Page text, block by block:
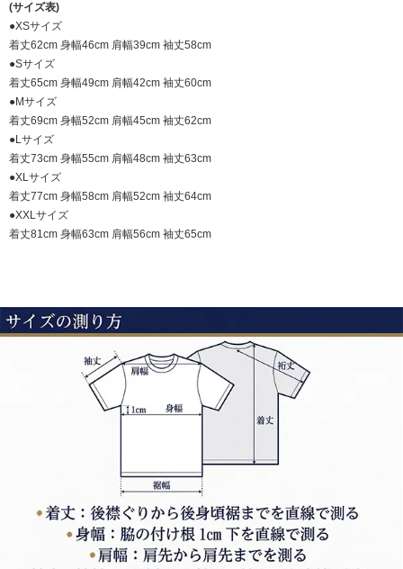
(サイズ表)
●XSサイズ
着丈62cm 身幅46cm 肩幅39cm 袖丈58cm
●Sサイズ
着丈65cm 身幅49cm 肩幅42cm 袖丈60cm
●Mサイズ
着丈69cm 身幅52cm 肩幅45cm 袖丈62cm
●Lサイズ
着丈73cm 身幅55cm 肩幅48cm 袖丈63cm
●XLサイズ
着丈77cm 身幅58cm 肩幅52cm 袖丈64cm
●XXLサイズ
着丈81cm 身幅63cm 肩幅56cm 袖丈65cm